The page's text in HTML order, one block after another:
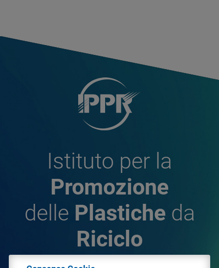
Istituto per la
Promozione
delle Plastiche da
Riciclo